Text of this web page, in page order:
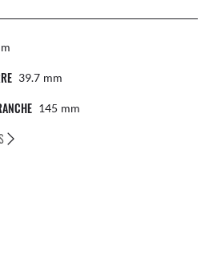
39.7 Mm
145 Mm